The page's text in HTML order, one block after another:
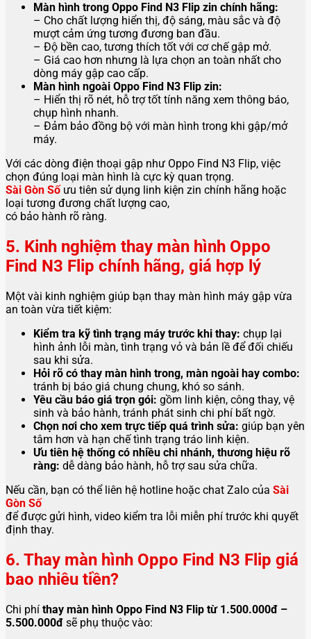
Màn hình trong Oppo Find N3 Flip zin chính hãng:
– Cho chất lượng hiển thị, độ sáng, màu sắc và độ
mượt cảm ứng tương đương ban đầu.
– Độ bền cao, tương thích tốt với cơ chế gập mở.
– Giá cao hơn nhưng là lựa chọn an toàn nhất cho
dòng máy gập cao cấp.
Màn hình ngoài Oppo Find N3 Flip zin:
– Hiển thị rõ nét, hỗ trợ tốt tính năng xem thông báo,
chụp hình nhanh.
– Đảm bảo đồng bộ với màn hình trong khi gập/mở
máy.
Với các dòng điện thoại gập như Oppo Find N3 Flip, việc
chọn đúng loại màn hình là cực kỳ quan trọng.
Sài Gòn Số ưu tiên sử dụng linh kiện zin chính hãng hoặc
loại tương đương chất lượng cao,
có bảo hành rõ ràng.
5. Kinh nghiệm thay màn hình Oppo
Find N3 Flip chính hãng, giá hợp lý
Một vài kinh nghiệm giúp bạn thay màn hình máy gập vừa
an toàn vừa tiết kiệm:
Kiểm tra kỹ tình trạng máy trước khi thay: chụp lại
hình ảnh lỗi màn, tình trạng vỏ và bản lề để đối chiếu
sau khi sửa.
Hỏi rõ có thay màn hình trong, màn ngoài hay combo:
tránh bị báo giá chung chung, khó so sánh.
Yêu cầu báo giá trọn gói: gồm linh kiện, công thay, vệ
sinh và bảo hành, tránh phát sinh chi phí bất ngờ.
Chọn nơi cho xem trực tiếp quá trình sửa: giúp bạn yên
tâm hơn và hạn chế tình trạng tráo linh kiện.
Ưu tiên hệ thống có nhiều chi nhánh, thương hiệu rõ
ràng: dễ dàng bảo hành, hỗ trợ sau sửa chữa.
Nếu cần, bạn có thể liên hệ hotline hoặc chat Zalo của Sài
Gòn Số
để được gửi hình, video kiểm tra lỗi miễn phí trước khi quyết
định thay.
6. Thay màn hình Oppo Find N3 Flip giá
bao nhiêu tiền?
Chi phí thay màn hình Oppo Find N3 Flip từ 1.500.000đ –
5.500.000đ sẽ phụ thuộc vào: